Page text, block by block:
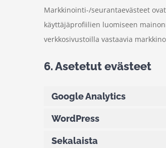
Markkinointi-/seurantaevästeet
käyttäjäprofiilien luomiseen
verkkosivustoilla vastaavia
6. Asetetut evästeet
Google Analytics
WordPress
Sekalaista